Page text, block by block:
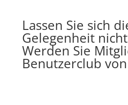
Lassen Sie sich
Gelegenheit
Werden Sie
Benutzerclub